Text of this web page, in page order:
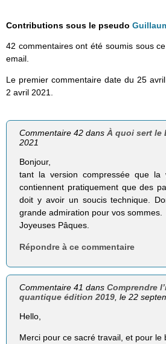
Contributions sous le pseudo
42 commentaires ont été soumis sous
email.
Le premier commentaire date du 25
2 avril 2021.
Commentaire 42 dansÀ quoi sert le
2021
Bonjour,
tant la version compressée que la
contiennent pratiquement que des
doit y avoir un soucis technique.
grande admiration pour vos sommes.
Joyeuses Pâques.
Répondre à ce commentaire
Commentaire 41 dansComprendre
quantique édition 2019 , le 22
Hello,
Merci pour ce sacré travail, et pour le